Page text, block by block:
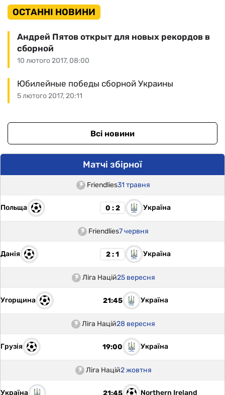
ОСТАННІ НОВИНИ
10 лютого 2017, 08:00
Андрей Пятов открыт для новых рекордов в
сборной
5 лютого 2017, 20:11
Юбилейные победы сборной Украины
Всі новини
Матчі збірної
Friendlies31 травня
Польща 0 : 2 Україна
Friendlies7 червня
Данія 2 : 1 Україна
Ліга Націй25 вересня
Угорщина 21:45 Україна
Ліга Націй28 вересня
Грузія 19:00 Україна
Ліга Націй2 жовтня
Україна 21:45 Northern Ireland